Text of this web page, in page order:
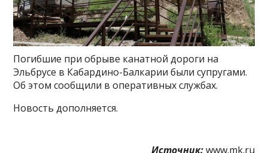
Погибшие при обрыве канатной дороги на
Эльбрусе в Кабардино-Балкарии были супругами.
Об этом сообщили в оперативных службах.
Новость дополняется.
Источник: www.mk.ru